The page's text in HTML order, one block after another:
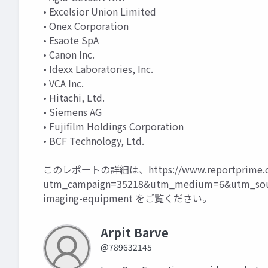
• Excelsior Union Limited
• Onex Corporation
• Esaote SpA
• Canon Inc.
• Idexx Laboratories, Inc.
• VCA Inc.
• Hitachi, Ltd.
• Siemens AG
• Fujifilm Holdings Corporation
• BCF Technology, Ltd.
このレポートの詳細は、 https://
imaging-equipment をご覧ください。
Arpit Barve
@789632145